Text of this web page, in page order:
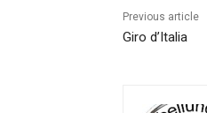
Previous article
Giro d’Italia